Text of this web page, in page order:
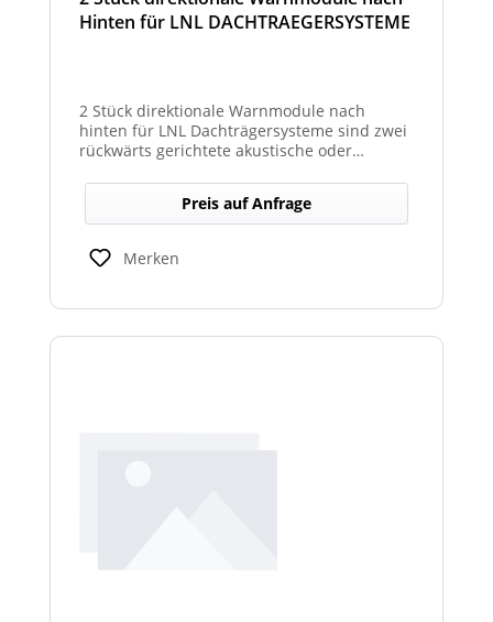
Hinten für LNL DACHTRAEGERSYSTEME
2 Stück direktionale Warnmodule nach
hinten für LNL Dachträgersysteme sind zwei
rückwärts gerichtete akustische oder
Dachträger, die in Richtung Heck gezielte
Warnsignale abgeben. Sie verbessern die
Sicht- und Hörbarkeit von Warnhinweisen
für den rückwärtigen Bereich und erhöhen
so die Sicherheit bei Rangier- oder
Preis auf Anfrage
Merken